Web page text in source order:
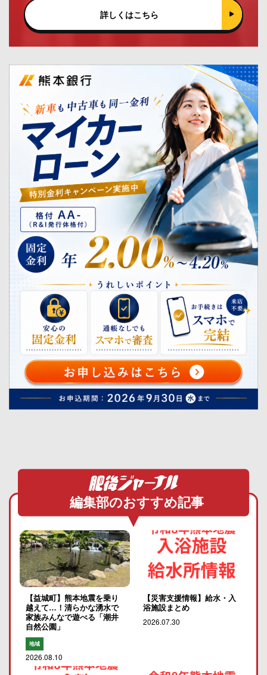
詳しくはこちら
編集部のおすすめ記事
【益城町】熊本地震を乗り
越えて…！清らかな湧水で
家族みんなで遊べる「潮井
自然公園」
地域
2026.08.10
【災害支援情報】給水・入
浴施設まとめ
2026.07.30